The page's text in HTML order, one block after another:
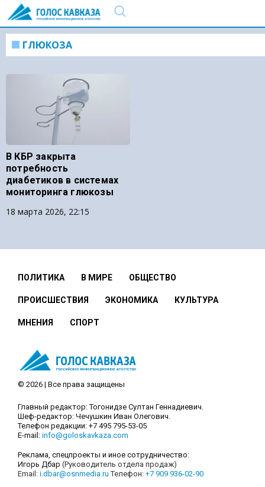
ГЛЮКОЗА
В КБР закрыта
потребность
диабетиков в системах
мониторинга глюкозы
18 марта 2026, 22:15
ПОЛИТИКА В МИРЕ ОБЩЕСТВО
ПРОИСШЕСТВИЯ ЭКОНОМИКА КУЛЬТУРА
МНЕНИЯ СПОРТ
© 2026 | Все права защищены
Главный редактор: Тогонидзе Султан Геннадиевич.
Шеф-редактор: Чечушкин Иван Олегович.
Телефон редакции: +7 495 795-53-05
E-mail: info@goloskavkaza.com
Реклама, спецпроекты и иное сотрудничество:
Игорь Дбар (Руководитель отдела продаж)
Email: i.dbar@osnmedia.ru Телефон: +7 909 936-02-90